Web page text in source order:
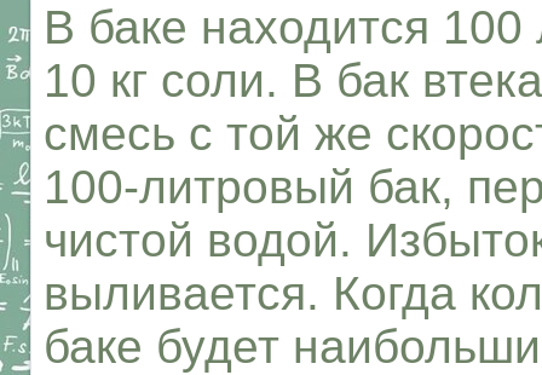
В баке находится
10 кг соли. В бак
смесь с той же
100-литровый бак,
чистой водой.
выливается. Когда
баке будет